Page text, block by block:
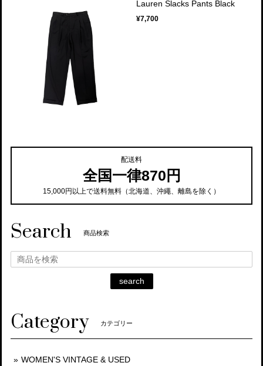
Lauren Slacks Pants Black
¥7,700
配送料
全国一律870円
15,000円以上で送料無料（北海道、沖繩、離島を除く）
Search 商品検索
search
Category カテゴリー
WOMEN'S VINTAGE & USED